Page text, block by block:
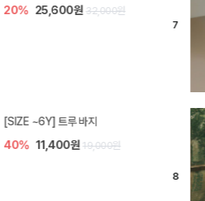
엘로디 니트 아기 바지
30% 14,000원 20,000원